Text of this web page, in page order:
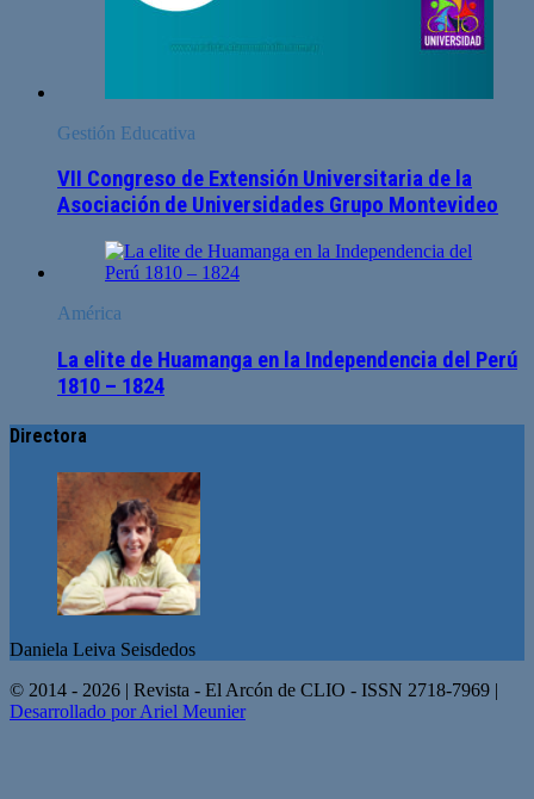
Gestión Educativa
VII Congreso de Extensión Universitaria de la
Asociación de Universidades Grupo Montevideo
América
La elite de Huamanga en la Independencia del Perú
1810 – 1824
Directora
Daniela Leiva Seisdedos
© 2014 - 2026 | Revista - El Arcón de CLIO - ISSN 2718-7969 |
Desarrollado por Ariel Meunier